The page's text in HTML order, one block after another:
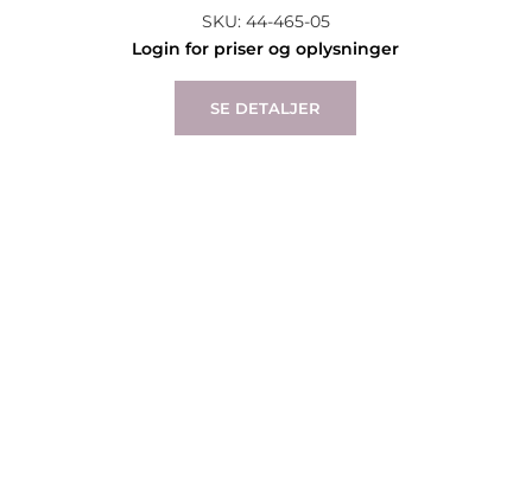
SKU: 44-465-05
Login for priser og oplysninger
SE DETALJER